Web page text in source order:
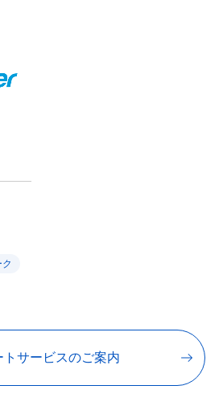
トサービスのご案内